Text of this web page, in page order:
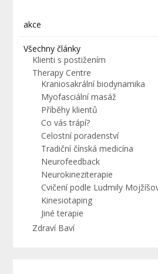
akce
Všechny články
Klienti s postižením
Therapy Centre
Kraniosakrální biodynamika
Myofasciální masáž
Příběhy klientů
Co vás trápí?
Celostní poradenství
Tradiční čínská medicína
Neurofeedback
Neurokineziterapie
Cvičení podle Ludmily
Kinesiotaping
Jiné terapie
Zdraví Baví